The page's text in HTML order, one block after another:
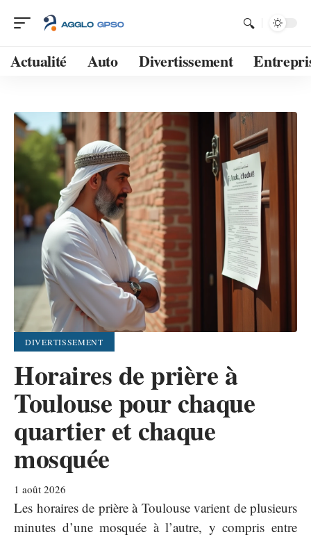
Actualité Auto Divertissement
DIVERTISSEMENT
Horaires de prière à
Toulouse pour chaque
quartier et chaque
mosquée
1 août 2026
Les horaires de prière à Toulouse varient de plusieurs
minutes d’une mosquée à l’autre, y compris entre